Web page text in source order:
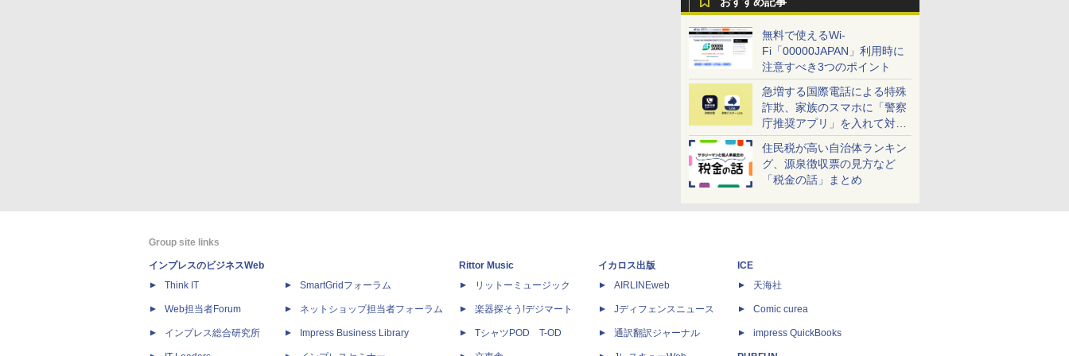
無料で使えるWi-
Fi「00000JAPAN」利用時に
注意すべき3つのポイント
急増する国際電話による特殊
詐欺、家族のスマホに「警察
庁推奨アプリ」を入れて対策
しよう！
住民税が高い自治体ランキン
グ、源泉徴収票の見方など
「税金の話」まとめ
Group site links
インプレスのビジネスWeb
Think IT
Web担当者Forum
インプレス総合研究所
SmartGridフォーラム
ネットショップ担当者フォーラム
Impress Business Library
Rittor Music
リットーミュージック
楽器探そう!デジマート
TシャツPOD T-OD
イカロス出版
AIRLINEweb
Jディフェンスニュース
通訳翻訳ジャーナル
ICE
天海社
Comic curea
impress QuickBooks